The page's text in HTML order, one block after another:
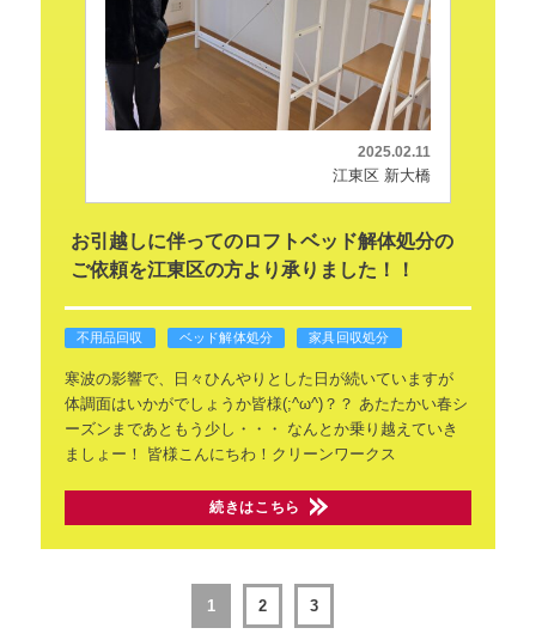
2025.02.11
江東区 新大橋
お引越しに伴ってのロフトベッド解体処分の
ご依頼を江東区の方より承りました！！
不用品回収 ベッド解体処分 家具回収処分
寒波の影響で、日々ひんやりとした日が続いていますが
体調面はいかがでしょうか皆様(;^ω^)？？ あたたかい春シ
ーズンまであともう少し・・・
なんとか乗り越えていき
ましょー！
皆様こんにちわ！クリーンワークス
続きはこちら
1 2 3